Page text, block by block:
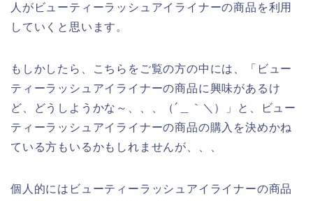
人がビューティーラッシュアイライナーの商品を利用
していくと思います。
もしかしたら、こちらをご覧の方の中には、「ビュー
ティーラッシュアイライナーの商品に興味があるけ
ど、どうしようかな～、、、（´＿｀＼）」と、ビュー
ティーラッシュアイライナーの商品の購入を決めかね
ている方もいるかもしれませんが、、、
個人的にはビューティーラッシュアイライナーの商品